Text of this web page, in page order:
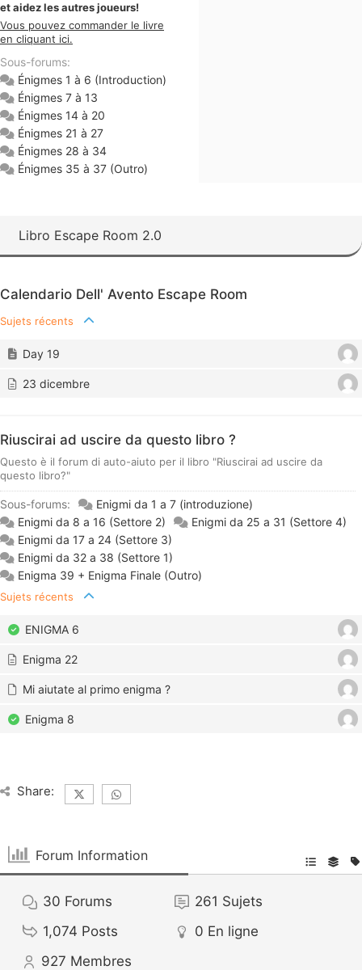
et aidez les autres joueurs!
Vous pouvez commander le livre
en cliquant ici.
Sous-forums:
Énigmes 1 à 6 (Introduction)
Énigmes 7 à 13
Énigmes 14 à 20
Énigmes 21 à 27
Énigmes 28 à 34
Énigmes 35 à 37 (Outro)
Libro Escape Room 2.0
Calendario Dell' Avento Escape Room
Sujets récents
Day 19
23 dicembre
Riuscirai ad uscire da questo libro ?
Questo è il forum di auto-aiuto per il libro "Riuscirai ad uscire da
questo libro?"
Sous-forums:
Enigmi da 1 a 7 (introduzione)
Enigmi da 8 a 16 (Settore 2)
Enigmi da 25 a 31 (Settore 4)
Enigmi da 17 a 24 (Settore 3)
Enigmi da 32 a 38 (Settore 1)
Enigma 39 + Enigma Finale (Outro)
Sujets récents
ENIGMA 6
Enigma 22
Mi aiutate al primo enigma ?
Enigma 8
Share:
Forum Information
30 Forums 261 Sujets
1,074 Posts 0 En ligne
927 Membres